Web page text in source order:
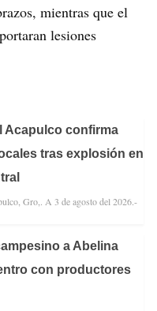
mientras que el
lesiones
Acapulco confirma
tras explosión en
Gro,. A 3 de agosto del 2026.-
a Abelina
con productores